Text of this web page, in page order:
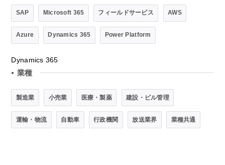
SAP Microsoft 365 フィールドサービス AWS
Azure Dynamics 365 Power Platform
Dynamics 365
● 業種
製造業 小売業 医療・製薬 建設・ビル管理
運輸・物流 自動車 行政機関 放送業界 業種共通